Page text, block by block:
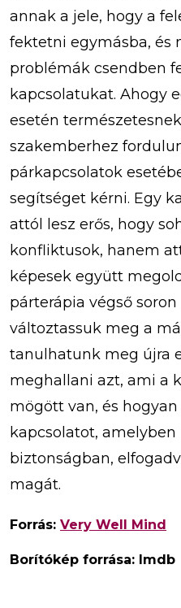
annak a jele, hogy a
fektetni egymásba, és
problémák csendben
kapcsolatukat. Ahogy
esetén
szakemberhez
párkapcsolatok
segítséget kérni. Egy
attól lesz erős, hogy
konfliktusok, hanem
képesek együtt
párterápia végső
változtassuk meg a
tanulhatunk meg újra
meghallani azt, ami a
mögött van, és
kapcsolatot, amelyben
biztonságban,
magát.
Forrás: Very Well Mind
Borítókép forrása: Imdb